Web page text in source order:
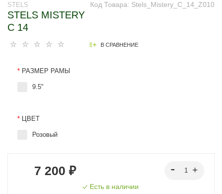
Код Товара: Stels_Mistery_C_14_Z010
STELS
STELS MISTERY
C 14
В СРАВНЕНИЕ
* РАЗМЕР РАМЫ
9.5"
* ЦВЕТ
Розовый
7 200 ₽
Есть в наличии